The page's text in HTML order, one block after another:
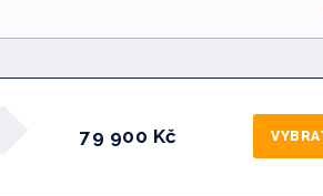
79 900 Kč